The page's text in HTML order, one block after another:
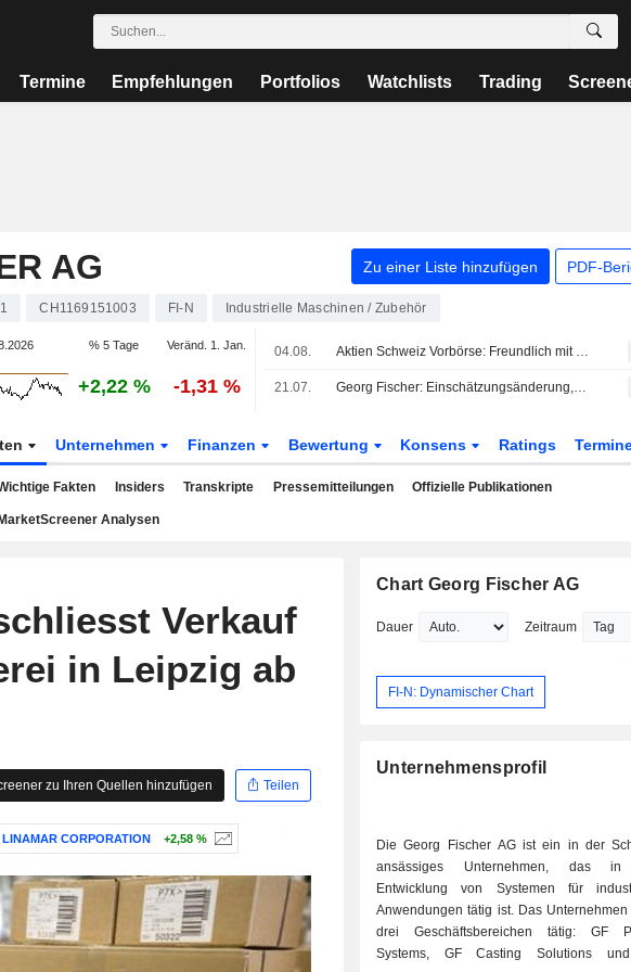
Termine Empfehlungen Portfolios Watchlists Trading
AG Zu einer Liste hinzufügen PDF-
CH1169151003 FI-N Industrielle Maschinen / Zubehör
% 5 Tage Veränd. 1. Jan.
+2,22 % -1,31 %
04.08. Aktien Schweiz Vorbörse: Freundlich mit Rückenwind der Wall Street
21.07. Georg Fischer: Einschätzungsänderung, von Reduzieren auf Aufstocken
Unternehmen Finanzen Bewertung Konsens Ratings
Fakten Insiders Transkripte Pressemitteilungen Offizielle Publikationen
MarketScreener Analysen
Verkauf
in Leipzig ab
zu Ihren Quellen hinzufügen
Teilen
LINAMAR CORPORATION +2,58 %
Chart Georg Fischer AG
Dauer Zeitraum
FI-N: Dynamischer Chart
Unternehmensprofil
Die Georg Fischer AG ist ein in der
ansässiges Unternehmen, das
Entwicklung von Systemen für
Anwendungen tätig ist. Das
drei Geschäftsbereichen tätig: GF
Systems, GF Casting Solutions